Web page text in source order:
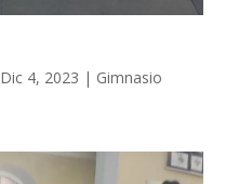
Dic 4, 2023 | Gimnasio